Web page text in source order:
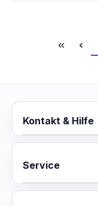
Kontakt & Hilfe
Service